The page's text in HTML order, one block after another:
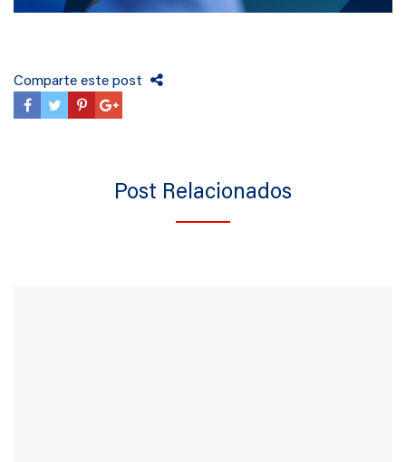
Comparte este post
Post Relacionados